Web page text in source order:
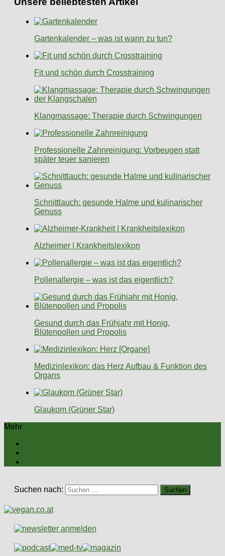
Gartenkalender – was ist wann zu tun?
Fit und schön durch Crosstraining
Klangmassage: Therapie durch Schwingungen
Professionelle Zahnreinigung: Vorbeugen statt
später teuer sanieren
Schnittlauch: gesunde Halme und kulinarischer
Genuss
Alzheimer | Krankheitslexikon
Pollenallergie – was ist das eigentlich?
Gesund durch das Frühjahr mit Honig,
Blütenpollen und Propolis
Medizinlexikon: das Herz Aufbau & Funktion des
Organs
Glaukom (Grüner Star)
Mehr
Suchen nach: